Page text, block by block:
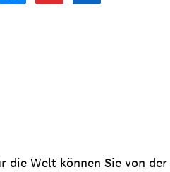
die Welt können Sie von